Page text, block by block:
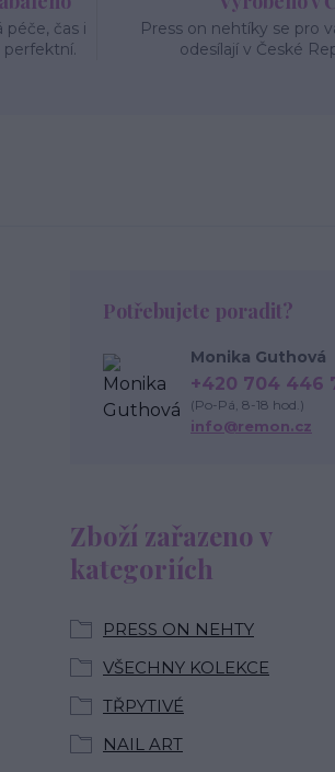
péče, čas i
perfektní.
Press on nehtíky se pro
odesílají v České
Zboží zařazeno v
kategoriích
PRESS ON NEHTY
VŠECHNY KOLEKCE
TŘPYTIVÉ
NAIL ART
Potřebujete poradit?
Monika Guthová
+420 704 446
(Po-Pá, 8-18 hod.)
info@remon.cz